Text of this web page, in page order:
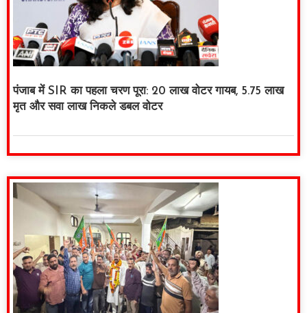
पंजाब में SIR का पहला चरण पूरा: 20 लाख वोटर गायब, 5.75 लाख
मृत और सवा लाख निकले डबल वोटर